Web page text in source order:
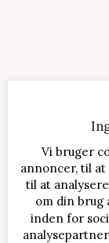
SENESTE
Vi bruger
annoncer, til
til at
om din brug
inden for